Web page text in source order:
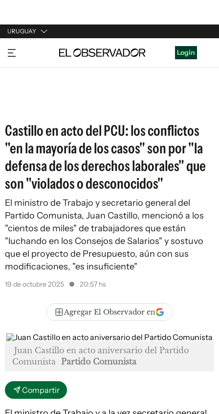
URUGUAY
URUGUAY
ARGENTINA
Login
Castillo en acto del PCU: los conflictos
"en la mayoría de los casos" son por "la
defensa de los derechos laborales" que
son "violados o desconocidos"
El ministro de Trabajo y secretario general del
Partido Comunista, Juan Castillo, mencionó a los
"cientos de miles" de trabajadores que están
"luchando en los Consejos de Salarios" y sostuvo
que el proyecto de Presupuesto, aún con sus
modificaciones, "es insuficiente"
19 de octubre 2025 20:57 hs
Agregar El Observador en
Juan Castillo en acto aniversario del Partido
Comunista Partido Comunista
Compartir